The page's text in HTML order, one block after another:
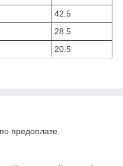
42.5
28.5
20.5
предоплате.